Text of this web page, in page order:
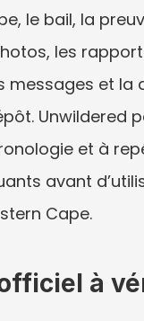
le bail, la
les
messages et la
Unwildered
et à
avant
Cape.
à